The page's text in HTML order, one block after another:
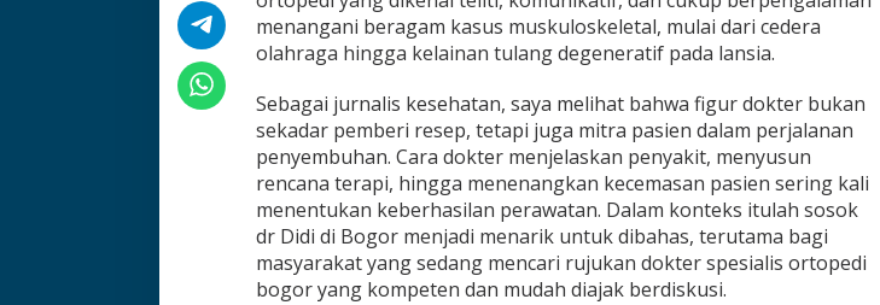
menangani beragam kasus muskuloskeletal, mulai dari cedera
olahraga hingga kelainan tulang degeneratif pada lansia.
Sebagai jurnalis kesehatan, saya melihat bahwa figur dokter bukan
sekadar pemberi resep, tetapi juga mitra pasien dalam perjalanan
penyembuhan. Cara dokter menjelaskan penyakit, menyusun
rencana terapi, hingga menenangkan kecemasan pasien sering kali
menentukan keberhasilan perawatan. Dalam konteks itulah sosok
dr Didi di Bogor menjadi menarik untuk dibahas, terutama bagi
masyarakat yang sedang mencari rujukan dokter spesialis ortopedi
bogor yang kompeten dan mudah diajak berdiskusi.